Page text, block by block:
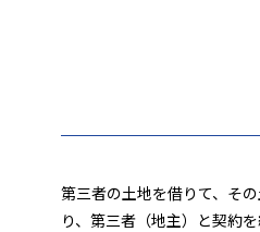
第三者の土地を借りて、そ
り、第三者（地主）と契約